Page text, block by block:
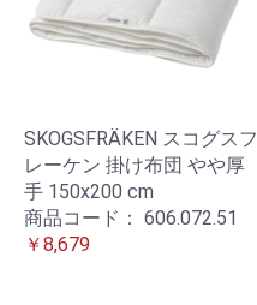
SKOGSFRÄKEN スコグスフ
レーケン 掛け布団 やや厚
手 150x200 cm
商品コード： 606.072.51
￥8,679